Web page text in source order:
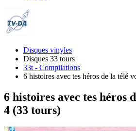
Disques vinyles
Disques 33 tours
33t - Compilations
6 histoires avec tes héros de la télé
6 histoires avec tes héros
4 (33 tours)